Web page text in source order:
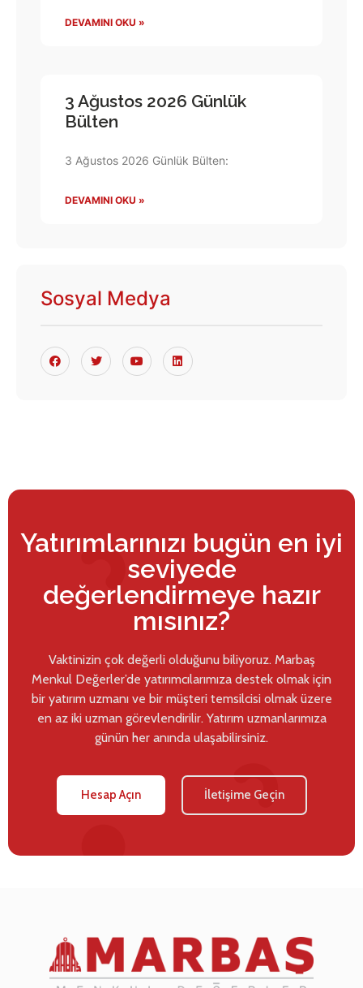
DEVAMINI OKU »
3 Ağustos 2026 Günlük
Bülten
3 Ağustos 2026 Günlük Bülten:
DEVAMINI OKU »
Sosyal Medya
Yatırımlarınızı bugün en iyi
seviyede
değerlendirmeye hazır
mısınız?
Vaktinizin çok değerli olduğunu biliyoruz. Marbaş
Menkul Değerler’de yatırımcılarımıza destek olmak için
bir yatırım uzmanı ve bir müşteri temsilcisi olmak üzere
en az iki uzman görevlendirilir. Yatırım uzmanlarımıza
günün her anında ulaşabilirsiniz.
Hesap Açın İletişime Geçin